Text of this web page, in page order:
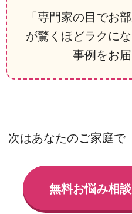
「専門家の目でお
が驚くほどラクに
事例をお届
次はあなたのご家庭で
無料お悩み相